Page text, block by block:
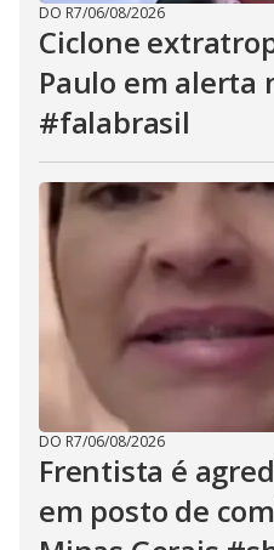
DO R7/06/08/2026
Ciclone
Paulo em alerta
#falabrasil
DO R7/06/08/2026
Frentista é
em posto de